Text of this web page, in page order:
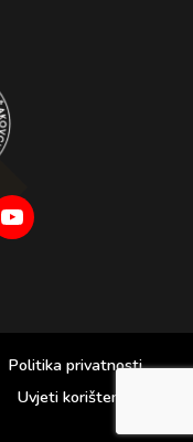
Politika privatnosti
Uvjeti korištenja